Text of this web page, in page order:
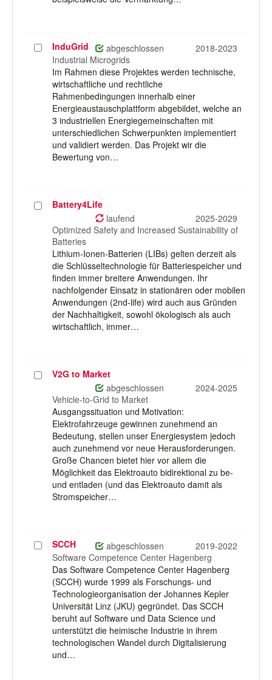
Projekt
auswählen
InduGrid abgeschlossen
2018-2023
Industrial Microgrids
Im Rahmen diese Projektes werden technische,
wirtschaftliche und rechtliche
Rahmenbedingungen innerhalb einer
Energieaustauschplattform abgebildet, welche an
3 industriellen Energiegemeinschaften mit
unterschiedlichen Schwerpunkten implementiert
und validiert werden. Das Projekt wir die
Bewertung von…
ProjektBattery4Life
laufend
2025-2029
Optimized Safety and Increased Sustainability of
Batteries
Lithium-Ionen-Batterien (LIBs) gelten derzeit als
die Schlüsseltechnologie für Batteriespeicher und
finden immer breitere Anwendungen. Ihr
nachfolgender Einsatz in stationären oder mobilen
Anwendungen (2nd-life) wird auch aus Gründen
der Nachhaltigkeit, sowohl ökologisch als auch
wirtschaftlich, immer…
ProjektV2G to Market
abgeschlossen
2024-2025
Vehicle-to-Grid to Market
Ausgangssituation und Motivation:
Elektrofahrzeuge gewinnen zunehmend an
Bedeutung, stellen unser Energiesystem jedoch
auch zunehmend vor neue Herausforderungen.
Große Chancen bietet hier vor allem die
Möglichkeit das Elektroauto bidirektional zu be-
und entladen (und das Elektroauto damit als
Stromspeicher…
Projekt
auswählen
SCCH abgeschlossen
2019-2022
Software Competence Center Hagenberg
Das Software Competence Center Hagenberg
(SCCH) wurde 1999 als Forschungs- und
Technologieorganisation der Johannes Kepler
Universität Linz (JKU) gegründet. Das SCCH
beruht auf Software und Data Science und
unterstützt die heimische Industrie in ihrem
technologischen Wandel durch Digitalisierung
und…